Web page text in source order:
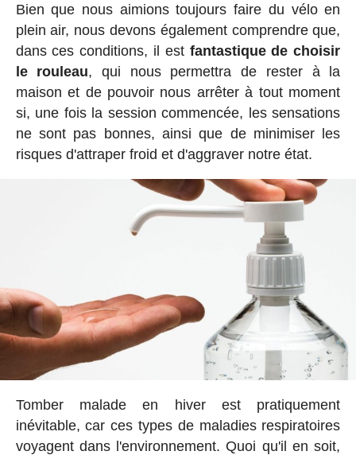
Bien que nous aimions toujours faire du vélo en
plein air, nous devons également comprendre que,
dans ces conditions, il est fantastique de choisir
le rouleau, qui nous permettra de rester à la
maison et de pouvoir nous arrêter à tout moment
si, une fois la session commencée, les sensations
ne sont pas bonnes, ainsi que de minimiser les
risques d'attraper froid et d'aggraver notre état.
Tomber malade en hiver est pratiquement
inévitable, car ces types de maladies respiratoires
voyagent dans l'environnement. Quoi qu'il en soit,